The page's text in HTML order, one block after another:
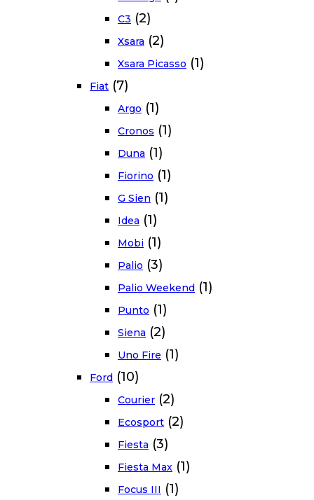
C3 (2)
Xsara (2)
Xsara Picasso (1)
Fiat (7)
Argo (1)
Cronos (1)
Duna (1)
Fiorino (1)
G Sien (1)
Idea (1)
Mobi (1)
Palio (3)
Palio Weekend (1)
Punto (1)
Siena (2)
Uno Fire (1)
Ford (10)
Courier (2)
Ecosport (2)
Fiesta (3)
Fiesta Max (1)
Focus III (1)